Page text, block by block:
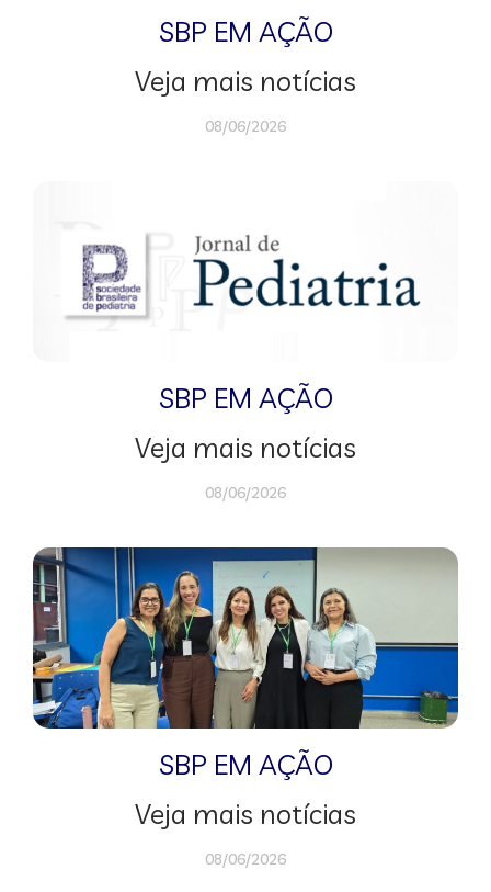
SBP EM AÇÃO
Veja mais notícias
08/06/2026
SBP EM AÇÃO
Veja mais notícias
08/06/2026
SBP EM AÇÃO
Veja mais notícias
08/06/2026